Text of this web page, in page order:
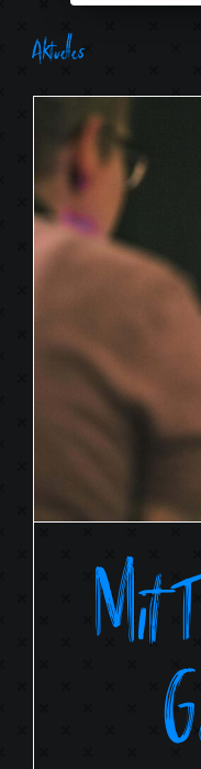
Aktuelles
Mit